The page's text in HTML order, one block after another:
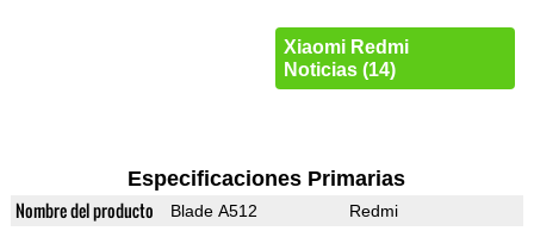
Xiaomi Redmi
Noticias (14)
Especificaciones Primarias
Nombre del producto Blade A512 Redmi